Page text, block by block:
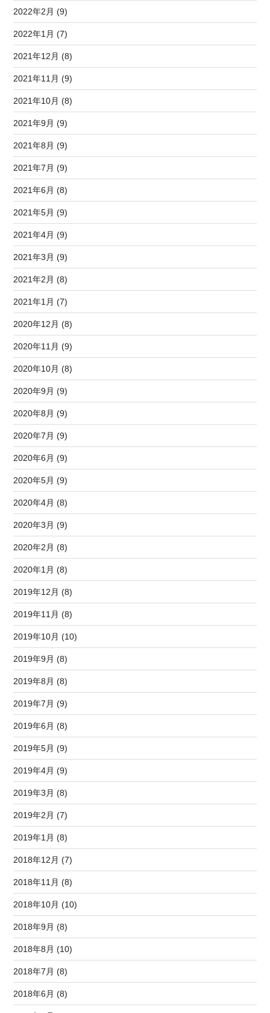
2022年2月 (9)
2022年1月 (7)
2021年12月 (8)
2021年11月 (9)
2021年10月 (8)
2021年9月 (9)
2021年8月 (9)
2021年7月 (9)
2021年6月 (8)
2021年5月 (9)
2021年4月 (9)
2021年3月 (9)
2021年2月 (8)
2021年1月 (7)
2020年12月 (8)
2020年11月 (9)
2020年10月 (8)
2020年9月 (9)
2020年8月 (9)
2020年7月 (9)
2020年6月 (9)
2020年5月 (9)
2020年4月 (8)
2020年3月 (9)
2020年2月 (8)
2020年1月 (8)
2019年12月 (8)
2019年11月 (8)
2019年10月 (10)
2019年9月 (8)
2019年8月 (8)
2019年7月 (9)
2019年6月 (8)
2019年5月 (9)
2019年4月 (9)
2019年3月 (8)
2019年2月 (7)
2019年1月 (8)
2018年12月 (7)
2018年11月 (8)
2018年10月 (10)
2018年9月 (8)
2018年8月 (10)
2018年7月 (8)
2018年6月 (8)